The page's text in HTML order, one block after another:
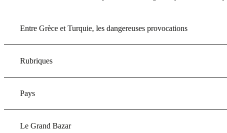
Entre Grèce et Turquie, les dangereuses provocations
Rubriques
Pays
Le Grand Bazar